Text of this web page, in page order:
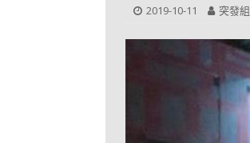
2019-10-11 突發組